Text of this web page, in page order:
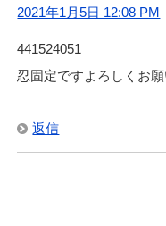
2021年1月5日 12:08 PM
441524051
忍固定ですよろしくお願
返信